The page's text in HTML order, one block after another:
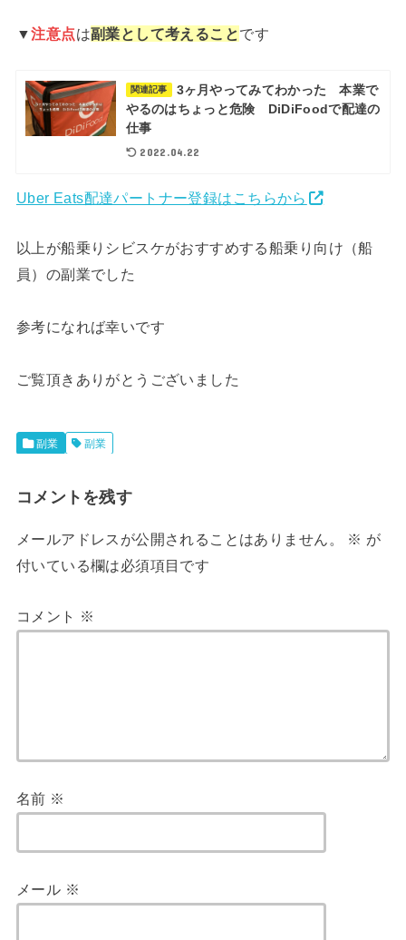
▼注意点は副業として考えることです
関連記事
3ヶ月やってみてわかった 本業で
やるのはちょっと危険 DiDiFoodで配達の
仕事
2022.04.22
Uber Eats配達パートナー登録はこちらから
以上が船乗りシビスケがおすすめする船乗り向け（船
員）の副業でした
参考になれば幸いです
ご覧頂きありがとうございました
副業 副業
コメントを残す
メールアドレスが公開されることはありません。 ※ が
付いている欄は必須項目です
コメント ※
名前 ※
メール ※